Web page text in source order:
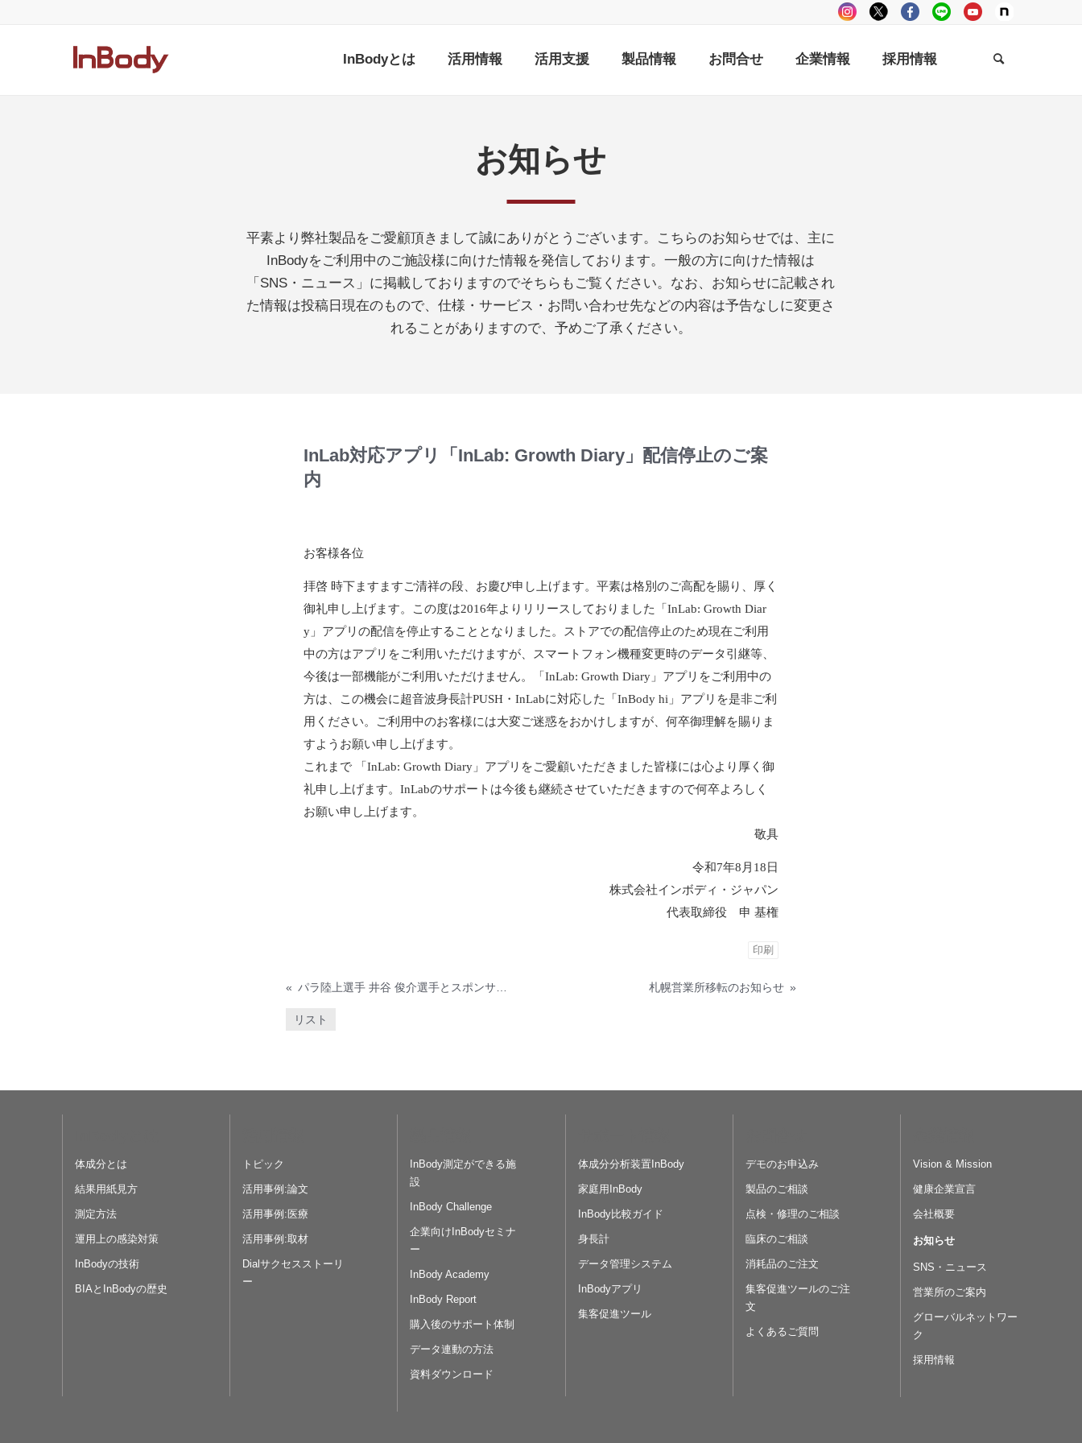
InBodyとは 活用情報 活用支援 製品情報 お問合せ 企業情報 採用情報
お知らせ
平素より弊社製品をご愛顧頂きまして誠にありがとうございます。こちらのお知らせでは、主に
InBodyをご利用中のご施設様に向けた情報を発信しております。一般の方に向けた情報は
「SNS・ニュース」に掲載しておりますのでそちらもご覧ください。なお、お知らせに記載され
た情報は投稿日現在のもので、仕様・サービス・お問い合わせ先などの内容は予告なしに変更さ
れることがありますので、予めご了承ください。
InLab対応アプリ「InLab: Growth Diary」配信停止のご案
内
お客様各位
拝啓 時下ますますご清祥の段、お慶び申し上げます。平素は格別のご高配を賜り、厚く
御礼申し上げます。この度は2016年よりリリースしておりました「InLab: Growth Diar
y」アプリの配信を停止することとなりました。ストアでの配信停止のため現在ご利用
中の方はアプリをご利用いただけますが、スマートフォン機種変更時のデータ引継等、
今後は一部機能がご利用いただけません。「InLab: Growth Diary」アプリをご利用中の
方は、この機会に超音波身長計PUSH・InLabに対応した「InBody hi」アプリを是非ご利
用ください。ご利用中のお客様には大変ご迷惑をおかけしますが、何卒御理解を賜りま
すようお願い申し上げます。
これまで 「InLab: Growth Diary」アプリをご愛顧いただきました皆様には心より厚く御
礼申し上げます。InLabのサポートは今後も継続させていただきますので何卒よろしく
お願い申し上げます。
敬具
令和7年8月18日
株式会社インボディ・ジャパン
代表取締役 申 基権
印刷
« 札幌営業所移転のお知らせ »
リスト
体成分とは
結果用紙見方
測定方法
運用上の感染対策
InBodyの技術
BIAとInBodyの歴史
トピック
活用事例:論文
活用事例:医療
活用事例:取材
Dialサクセスストーリ
ー
InBody測定ができる施
設
InBody Challenge
企業向けInBodyセミナ
ー
InBody Academy
InBody Report
購入後のサポート体制
データ連動の方法
資料ダウンロード
体成分分析装置InBody
家庭用InBody
InBody比較ガイド
身長計
データ管理システム
InBodyアプリ
集客促進ツール
デモのお申込み
製品のご相談
点検・修理のご相談
臨床のご相談
消耗品のご注文
集客促進ツールのご注
文
よくあるご質問
Vision & Mission
健康企業宣言
会社概要
お知らせ
SNS・ニュース
営業所のご案内
グローバルネットワー
ク
採用情報